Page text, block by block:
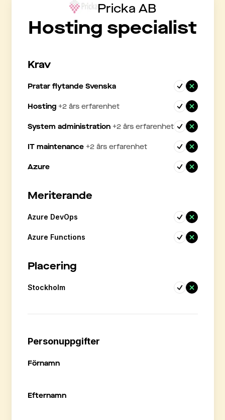
Pricka AB
Hosting specialist
Krav
Pratar flytande Svenska
Hosting +2 års erfarenhet
System administration +2 års erfarenhet
IT maintenance +2 års erfarenhet
Azure
Meriterande
Azure DevOps
Azure Functions
Placering
Stockholm
Personuppgifter
Förnamn
Efternamn